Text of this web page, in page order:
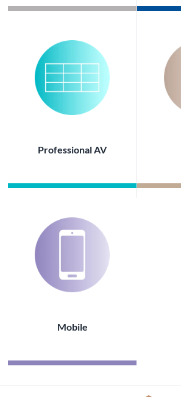
Professional AV
Mobile